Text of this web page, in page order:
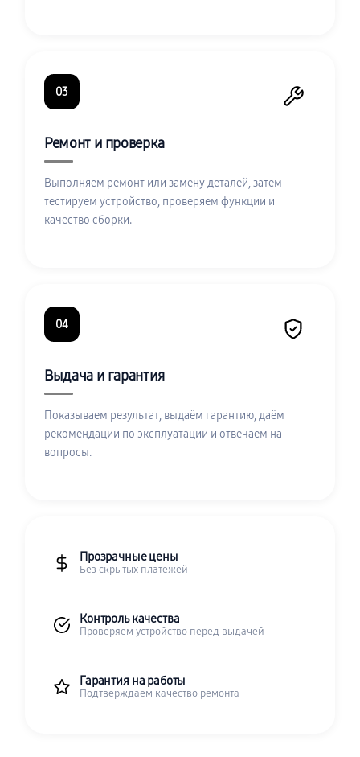
03
Ремонт и проверка
Выполняем ремонт или замену деталей, затем
тестируем устройство, проверяем функции и
качество сборки.
04
Выдача и гарантия
Показываем результат, выдаём гарантию, даём
рекомендации по эксплуатации и отвечаем на
вопросы.
Прозрачные цены
Без скрытых платежей
Контроль качества
Проверяем устройство перед выдачей
Гарантия на работы
Подтверждаем качество ремонта